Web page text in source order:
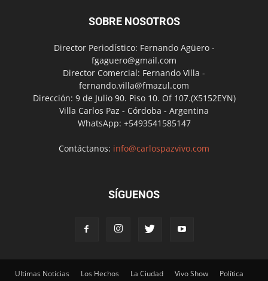
SOBRE NOSOTROS
Director Periodístico: Fernando Agüero -
fgaguero@gmail.com
Director Comercial: Fernando Villa -
fernando.villa@fmazul.com
Dirección: 9 de Julio 90. Piso 10. Of 107.(X5152EYN)
Villa Carlos Paz - Córdoba - Argentina
WhatsApp: +5493541585147
Contáctanos: info@carlospazvivo.com
SÍGUENOS
Ultimas Noticias Los Hechos La Ciudad Vivo Show Política